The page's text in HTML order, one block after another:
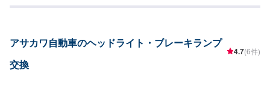
ので、お気軽にお問い合わせください。ブレーキパッドの交換や車内のクリ
ドバイスを心掛けております。--------------------------------------------------【1】オ
ファーにてお問い合わせ【2】お見積り【3】お見積りにご納得いただければ
作業開始【4】仕上がり次第納車-----納期について-----納期は通常1日～2日程
アサカワ自動車のヘッドライト・ブレーキランプ
交換
4.7(6件)